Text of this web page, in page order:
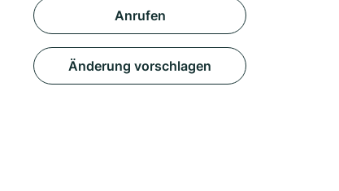
Anrufen
Änderung vorschlagen